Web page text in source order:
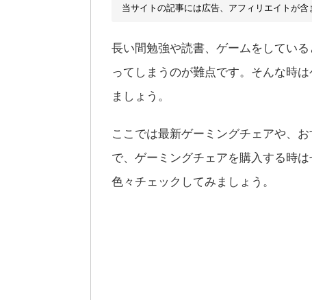
当サイトの記事には広告、アフィリエイトが含
長い間勉強や読書、ゲームをしてい
ってしまうのが難点です。そんな時
ましょう。
ここでは最新ゲーミングチェアや、
で、ゲーミングチェアを購入する時
色々チェックしてみましょう。